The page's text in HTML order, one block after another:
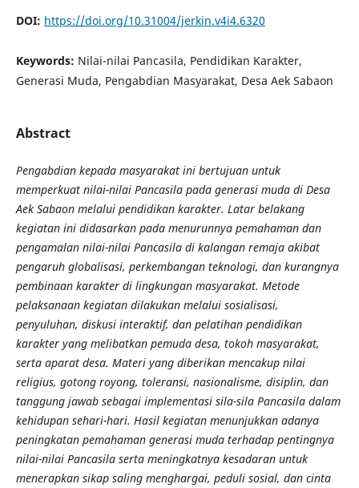
DOI: https://doi.org/10.31004/jerkin.v4i4.6320
Keywords: Nilai-nilai Pancasila, Pendidikan Karakter,
Generasi Muda, Pengabdian Masyarakat, Desa Aek Sabaon
Abstract
Pengabdian kepada masyarakat ini bertujuan untuk
memperkuat nilai-nilai Pancasila pada generasi muda di Desa
Aek Sabaon melalui pendidikan karakter. Latar belakang
kegiatan ini didasarkan pada menurunnya pemahaman dan
pengamalan nilai-nilai Pancasila di kalangan remaja akibat
pengaruh globalisasi, perkembangan teknologi, dan kurangnya
pembinaan karakter di lingkungan masyarakat. Metode
pelaksanaan kegiatan dilakukan melalui sosialisasi,
penyuluhan, diskusi interaktif, dan pelatihan pendidikan
karakter yang melibatkan pemuda desa, tokoh masyarakat,
serta aparat desa. Materi yang diberikan mencakup nilai
religius, gotong royong, toleransi, nasionalisme, disiplin, dan
tanggung jawab sebagai implementasi sila-sila Pancasila dalam
kehidupan sehari-hari. Hasil kegiatan menunjukkan adanya
peningkatan pemahaman generasi muda terhadap pentingnya
nilai-nilai Pancasila serta meningkatnya kesadaran untuk
menerapkan sikap saling menghargai, peduli sosial, dan cinta